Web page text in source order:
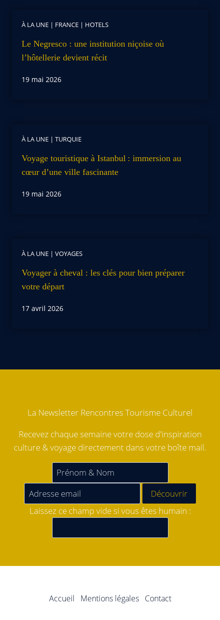
À LA UNE | FRANCE | HOTELS
Le Negresco : une institution niçoise où
l’hôtellerie devient récit
19 mai 2026
À LA UNE | TURQUIE
Voyage touristique à Istanbul : immersion au
cœur d’une ville fascinante
19 mai 2026
À LA UNE | VOYAGES
Voyager à cheval : les clés pour bien préparer
votre départ
17 avril 2026
La Newsletter Rencontres Tourisme Culturel
Recevez chaque semaine votre dose d'inspiration
culture & voyage directement dans votre boîte mail.
Laissez ce champ vide si vous êtes humain :
Accueil Mentions légales Contact